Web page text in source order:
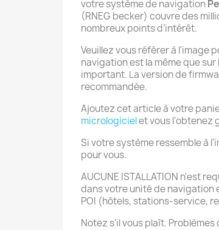
votre système de navigation
(RNEG becker) couvre des
nombreux points d’intérêt.
Veuillez vous référer à l'image
navigation est la même que
important. La version de
recommandée.
Ajoutez cet article à votre
micrologicielet vous l'obtenez
Si votre système ressemble à
pour vous.
AUCUNE ISTALLATION n'est
dans votre unité de navigation
POI (hôtels, stations-service,
Notez s'il vous plaît. Problèmes